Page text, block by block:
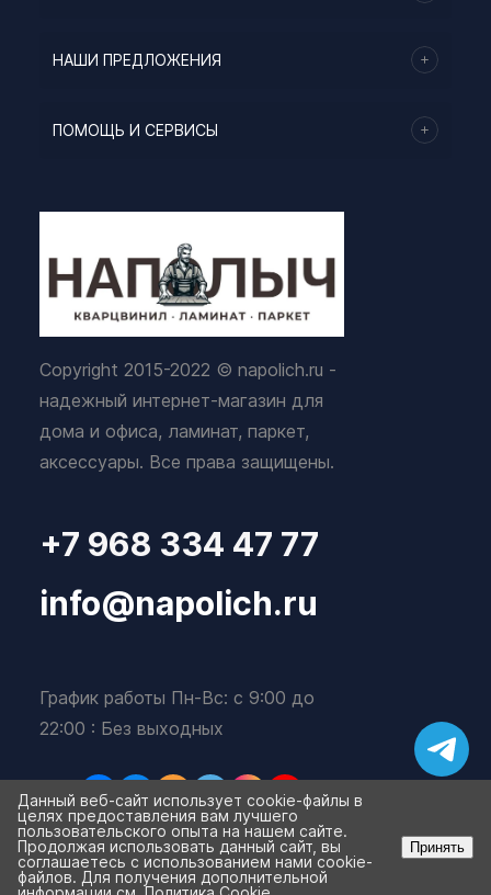
НАШИ ПРЕДЛОЖЕНИЯ
ПОМОЩЬ И СЕРВИСЫ
Copyright 2015-2022 © napolich.ru -
надежный интернет-магазин для
дома и офиса, ламинат, паркет,
аксессуары. Все права защищены.
+7 968 334 47 77
info@napolich.ru
График работы Пн-Вс: с 9:00 до
22:00 : Без выходных
Избранное 0
Данный веб-сайт использует cookie-файлы в
целях предоставления вам лучшего
пользовательского опыта на нашем сайте.
Продолжая использовать данный сайт, вы
соглашаетесь с использованием нами cookie-
файлов. Для получения дополнительной
Принять